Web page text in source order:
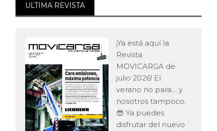
ULTIMA REVISTA
¡Ya está aquí la
Revista
MOVICARGA de
julio 2026! El
verano no para… y
nosotros tampoco.
😎 Ya puedes
disfrutar del nuevo